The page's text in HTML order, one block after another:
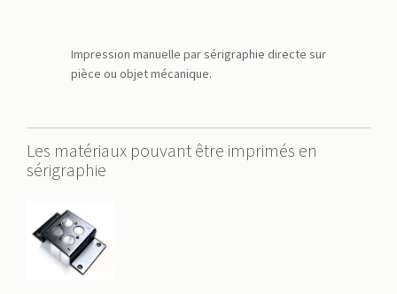
Impression manuelle par sérigraphie directe sur
pièce ou objet mécanique.
Les matériaux pouvant être imprimés en
sérigraphie